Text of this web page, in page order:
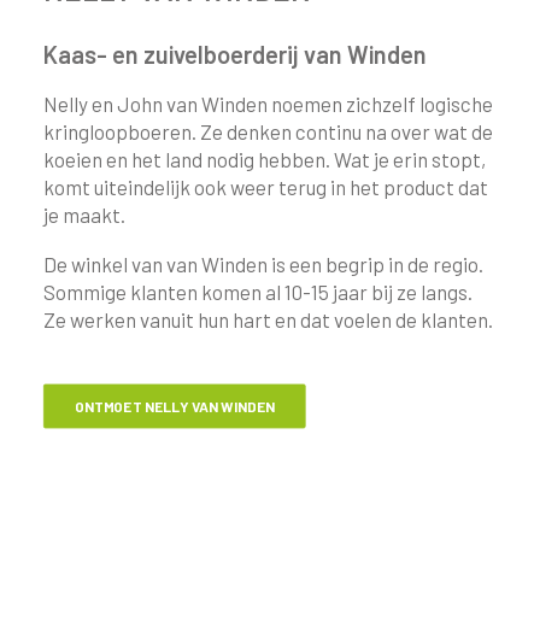
Kaas- en zuivelboerderij van Winden
Nelly en John van Winden noemen zichzelf logische
kringloopboeren. Ze denken continu na over wat de
koeien en het land nodig hebben. Wat je erin stopt,
komt uiteindelijk ook weer terug in het product dat
je maakt.
De winkel van van Winden is een begrip in de regio.
Sommige klanten komen al 10-15 jaar bij ze langs.
Ze werken vanuit hun hart en dat voelen de klanten.
ONTMOET NELLY VAN WINDEN